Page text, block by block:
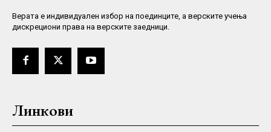
Верaта е индивидуален избор на поединците, а верските учења
дискрециони права на верските заедници.
Линкови